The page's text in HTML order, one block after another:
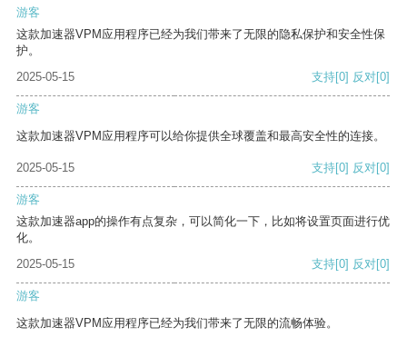
游客
这款加速器VPM应用程序已经为我们带来了无限的隐私保护和安全性保
护。
2025-05-15
支持[0] 反对[0]
游客
这款加速器VPM应用程序可以给你提供全球覆盖和最高安全性的连接。
2025-05-15 支持[0] 反对[0]
游客
这款加速器app的操作有点复杂，可以简化一下，比如将设置页面进行优
化。
2025-05-15
支持[0] 反对[0]
游客
这款加速器VPM应用程序已经为我们带来了无限的流畅体验。